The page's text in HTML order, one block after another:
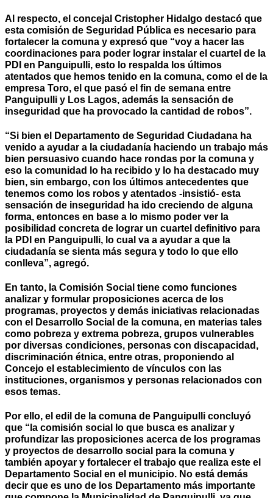
Al respecto, el concejal Cristopher Hidalgo destacó que
esta comisión de Seguridad Pública es necesario para
fortalecer la comuna y expresó que “voy a hacer las
coordinaciones para poder lograr instalar el cuartel de la
PDI en Panguipulli, esto lo respalda los últimos
atentados que hemos tenido en la comuna, como el de la
empresa Toro, el que pasó el fin de semana entre
Panguipulli y Los Lagos, además la sensación de
inseguridad que ha provocado la cantidad de robos”.
“Si bien el Departamento de Seguridad Ciudadana ha
venido a ayudar a la ciudadanía haciendo un trabajo más
bien persuasivo cuando hace rondas por la comuna y
eso la comunidad lo ha recibido y lo ha destacado muy
bien, sin embargo, con los últimos antecedentes que
tenemos como los robos y atentados -insistió- esta
sensación de inseguridad ha ido creciendo de alguna
forma, entonces en base a lo mismo poder ver la
posibilidad concreta de lograr un cuartel definitivo para
la PDI en Panguipulli, lo cual va a ayudar a que la
ciudadanía se sienta más segura y todo lo que ello
conlleva”, agregó.
En tanto, la Comisión Social tiene como funciones
analizar y formular proposiciones acerca de los
programas, proyectos y demás iniciativas relacionadas
con el Desarrollo Social de la comuna, en materias tales
como pobreza y extrema pobreza, grupos vulnerables
por diversas condiciones, personas con discapacidad,
discriminación étnica, entre otras, proponiendo al
Concejo el establecimiento de vínculos con las
instituciones, organismos y personas relacionados con
esos temas.
Por ello, el edil de la comuna de Panguipulli concluyó
que “la comisión social lo que busca es analizar y
profundizar las proposiciones acerca de los programas
y proyectos de desarrollo social para la comuna y
también apoyar y fortalecer el trabajo que realiza este el
Departamento Social en el municipio. No está demás
decir que es uno de los Departamento más importante